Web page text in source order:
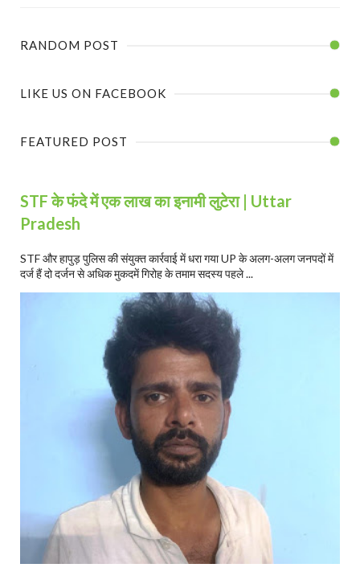
RANDOM POST
LIKE US ON FACEBOOK
FEATURED POST
STF के फंदे में एक लाख का इनामी लुटेरा | Uttar
Pradesh
STF और हापुड़ पुलिस की संयुक्त कार्रवाई में धरा गया UP के अलग-अलग जनपदों में
दर्ज हैं दो दर्जन से अधिक मुकदमें गिरोह के तमाम सदस्य पहले ...